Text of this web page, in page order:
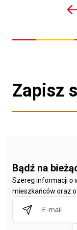
Zapisz
Bądź na
Szereg informacji o
mieszkańców oraz